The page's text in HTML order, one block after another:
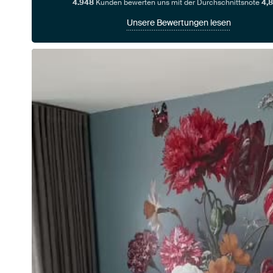
4.948 Kunden bewerten uns mit der Durchschnittsnote
Unsere Bewertungen lesen